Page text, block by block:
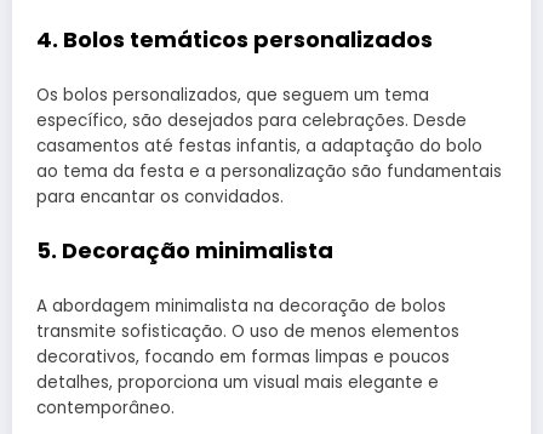
4. Bolos temáticos personalizados
Os bolos personalizados, que seguem um tema
específico, são desejados para celebrações. Desde
casamentos até festas infantis, a adaptação do bolo
ao tema da festa e a personalização são fundamentais
para encantar os convidados.
5. Decoração minimalista
A abordagem minimalista na decoração de bolos
transmite sofisticação. O uso de menos elementos
decorativos, focando em formas limpas e poucos
detalhes, proporciona um visual mais elegante e
contemporâneo.